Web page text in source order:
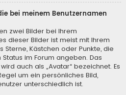
bei meinem Benutzernamen
zwei Bilder bei Ihrem
dieser Bilder ist meist mit Ihrem
Sterne, Kästchen oder Punkte, die
im Forum angeben. Das
auch als „Avatar“ bezeichnet. Es
um ein persönliches Bild,
unterschiedlich ist.